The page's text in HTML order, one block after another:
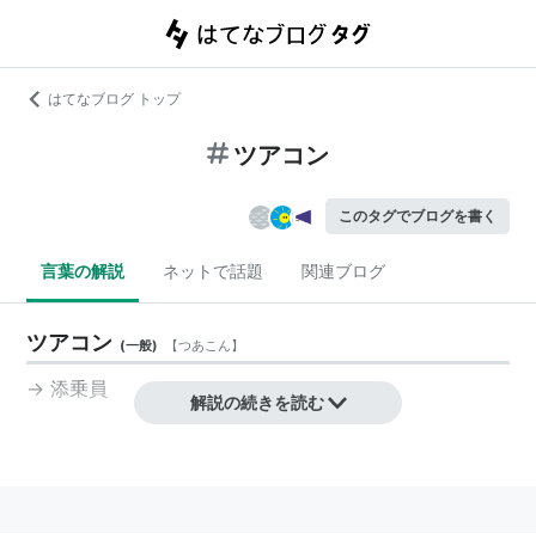
はてなブログ トップ
ツアコン
このタグでブログを書く
言葉の解説 ネットで話題 関連ブログ
ツアコン (一般) 【つあこん】
→添乗員
解説の続きを読む